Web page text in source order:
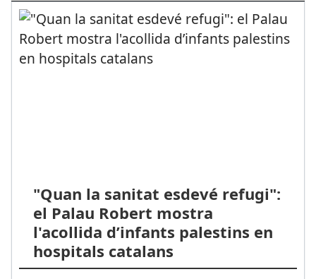
"Quan la sanitat esdevé refugi":
el Palau Robert mostra
l'acollida d’infants palestins en
hospitals catalans